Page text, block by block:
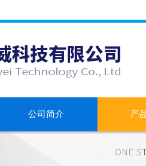
公司简介 产